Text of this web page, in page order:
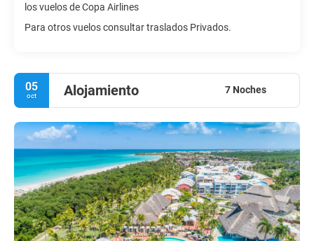
los vuelos de Copa Airlines
Para otros vuelos consultar traslados Privados.
05
oct Alojamiento 7 Noches